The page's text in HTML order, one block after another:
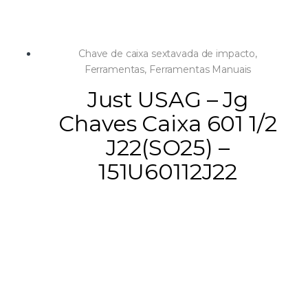
Chave de caixa sextavada de impacto,
Ferramentas, Ferramentas Manuais
Just USAG – Jg
Chaves Caixa 601 1/2
J22(SO25) –
151U60112J22